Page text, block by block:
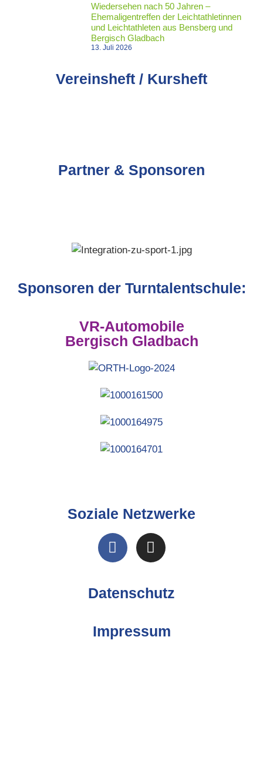
Wiedersehen nach 50 Jahren –
Ehemaligentreffen der Leichtathletinnen
und Leichtathleten aus Bensberg und
Bergisch Gladbach
13. Juli 2026
Vereinsheft / Kursheft
Partner & Sponsoren
Sponsoren der Turntalentschule:
VR-Automobile
Bergisch Gladbach
Soziale Netzwerke
Datenschutz
Impressum